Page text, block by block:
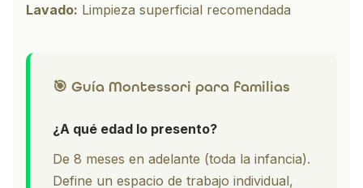
Lavado: Limpieza superficial recomendada
🎯 Guía Montessori para familias
¿A qué edad lo presento?
De 8 meses en adelante (toda la infancia).
Define un espacio de trabajo individual,